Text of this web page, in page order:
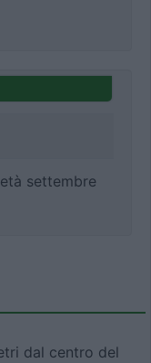
settembre
dal centro del